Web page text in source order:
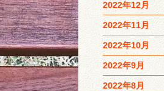
2022年12月
2022年11月
2022年10月
2022年9月
2022年8月